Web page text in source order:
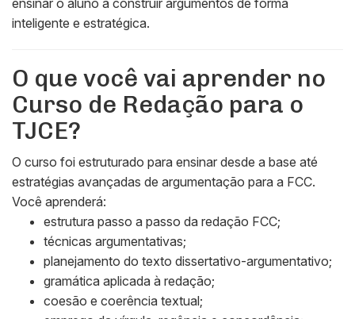
ensinar o aluno a construir argumentos de forma
inteligente e estratégica.
O que você vai aprender no
Curso de Redação para o
TJCE?
O curso foi estruturado para ensinar desde a base até
estratégias avançadas de argumentação para a FCC.
Você aprenderá:
estrutura passo a passo da redação FCC;
técnicas argumentativas;
planejamento do texto dissertativo-argumentativo;
gramática aplicada à redação;
coesão e coerência textual;